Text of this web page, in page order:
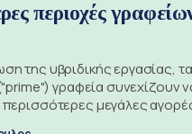
περιοχές
της υβριδικής εργασίας, τα
γραφεία συνεχίζουν
περισσότερες μεγάλες